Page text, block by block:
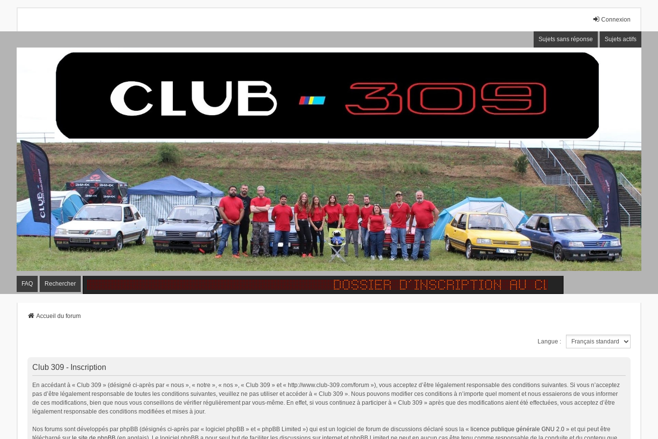
Connexion
Sujets sans réponse Sujets actifs
FAQ Rechercher
Accueil du forum
Langue :
Club 309 - Inscription
En accédant à « Club 309 » (désigné ci-après par « nous », « notre », « nos », « Club 309 » et « http://www.club-309.com/forum »), vous acceptez d’être légalement responsable des conditions suivantes. Si vous n’acceptez
pas d’être légalement responsable de toutes les conditions suivantes, veuillez ne pas utiliser et accéder à « Club 309 ». Nous pouvons modifier ces conditions à n’importe quel moment et nous essaierons de vous informer
de ces modifications, bien que nous vous conseillons de vérifier régulièrement par vous-même. En effet, si vous continuez à participer à « Club 309 » après que des modifications aient été effectuées, vous acceptez d’être
légalement responsable des conditions modifiées et mises à jour.
Nos forums sont développés par phpBB (désignés ci-après par « logiciel phpBB » et « phpBB Limited ») qui est un logiciel de forum de discussions déclaré sous la « licence publique générale GNU 2.0» et qui peut être